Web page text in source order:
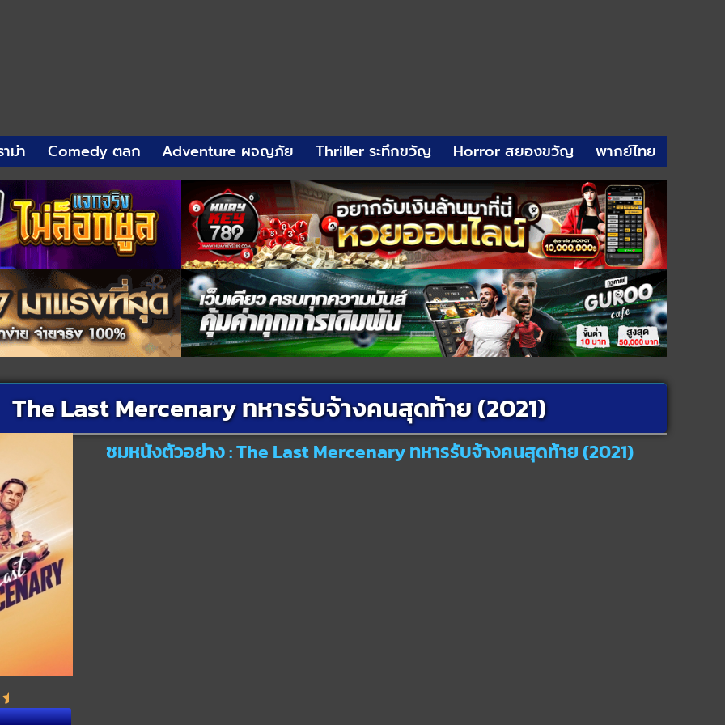
ม่า Comedy ตลก Adventure ผจญภัย Thriller ระทึกขวัญ Horror สยองขวัญ พากย์ไทย
The Last Mercenary ทหารรับจ้างคนสุดท้าย (2021)
ชมหนังตัวอย่าง : The Last Mercenary ทหารรับจ้างคนสุดท้าย (2021)